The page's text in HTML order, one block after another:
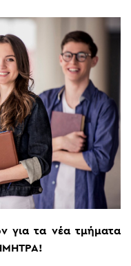
για τα νέα τμήματα